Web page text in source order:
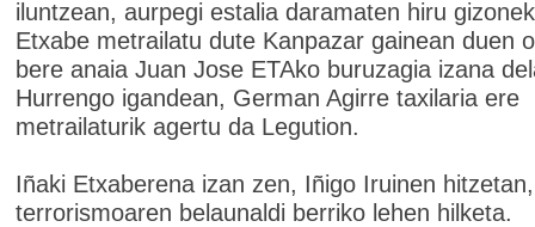
iluntzean, aurpegi estalia daramaten hiru
Etxabe metrailatu dute Kanpazar gainean duen
bere anaia Juan Jose ETAko buruzagia izana
Hurrengo igandean, German Agirre taxilaria ere
metrailaturik agertu da Legution.
Iñaki Etxaberena izan zen, Iñigo Iruinen
terrorismoaren belaunaldi berriko lehen hilketa.